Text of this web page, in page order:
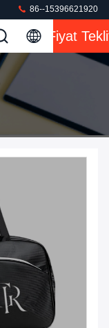
86--15396621920
Fiyat